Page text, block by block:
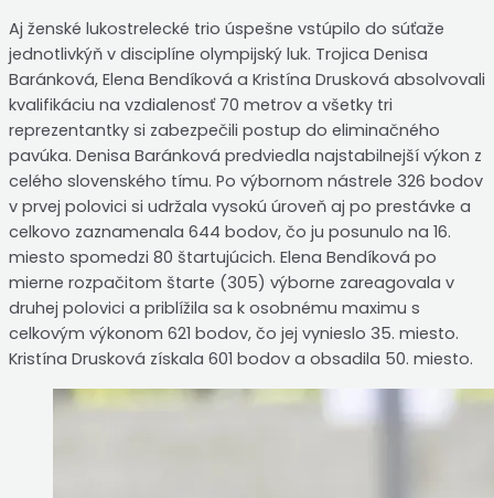
Aj ženské lukostrelecké trio úspešne vstúpilo do súťaže
jednotlivkýň v disciplíne olympijský luk. Trojica Denisa
Baránková, Elena Bendíková a Kristína Drusková absolvovali
kvalifikáciu na vzdialenosť 70 metrov a všetky tri
reprezentantky si zabezpečili postup do eliminačného
pavúka. Denisa Baránková predviedla najstabilnejší výkon z
celého slovenského tímu. Po výbornom nástrele 326 bodov
v prvej polovici si udržala vysokú úroveň aj po prestávke a
celkovo zaznamenala 644 bodov, čo ju posunulo na 16.
miesto spomedzi 80 štartujúcich. Elena Bendíková po
mierne rozpačitom štarte (305) výborne zareagovala v
druhej polovici a priblížila sa k osobnému maximu s
celkovým výkonom 621 bodov, čo jej vynieslo 35. miesto.
Kristína Drusková získala 601 bodov a obsadila 50. miesto.